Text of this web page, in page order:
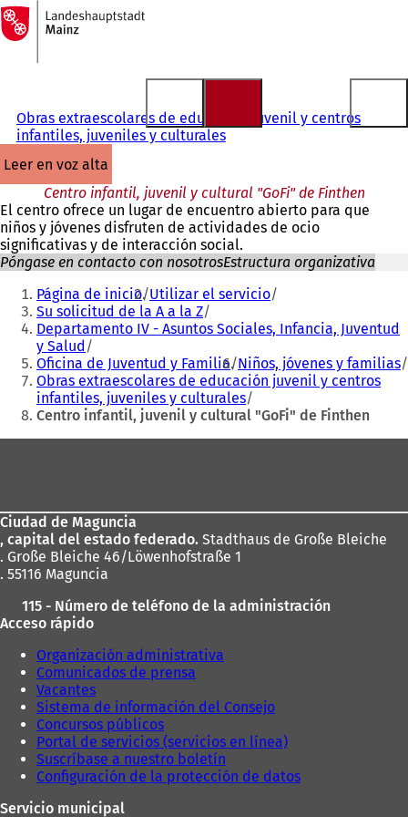
Saltar al contenido
A
la
página
Obras extraescolares de educación juvenil y centros
infantiles, juveniles y culturales
leer en voz alta
Centro infantil, juvenil y cultural "GoFi" de Finthen
El centro ofrece un lugar de encuentro abierto para que
niños y jóvenes disfruten de actividades de ocio
significativas y de interacción social.
Póngase en contacto con nosotrosEstructura organizativa
Estás
aquí:
Página de inicio Utilizar el servicio
Su solicitud de la A a la Z
Departamento IV - Asuntos Sociales, Infancia, Juventud
y Salud
Oficina de Juventud y Familia Niños, jóvenes y familias
Obras extraescolares de educación juvenil y centros
infantiles, juveniles y culturales
Centro infantil, juvenil y cultural "GoFi" de Finthen
pies
Ciudad de Maguncia
, capital del estado federado. Stadthaus de Große Bleiche
. Große Bleiche 46/Löwenhofstraße 1
. 55116 Maguncia
115 - Número de teléfono de la administración
Acceso rápido
Organización administrativa
Comunicados de prensa
Vacantes
Sistema de información del Consejo
Concursos públicos
Portal de servicios (servicios en línea)
Suscríbase a nuestro boletín
Configuración de la protección de datos
Servicio municipal